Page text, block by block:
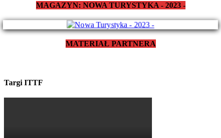
MAGAZYN: NOWA TURYSTYKA - 2023 -
MATERIAŁ PARTNERA
Targi ITTF